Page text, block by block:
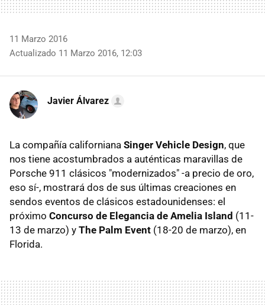
11 Marzo 2016
Actualizado 11 Marzo 2016, 12:03
Javier Álvarez
La compañía californiana Singer Vehicle Design, que
nos tiene acostumbrados a auténticas maravillas de
Porsche 911 clásicos "modernizados" -a precio de oro,
eso sí-, mostrará dos de sus últimas creaciones en
sendos eventos de clásicos estadounidenses: el
próximo Concurso de Elegancia de Amelia Island (11-
13 de marzo) y The Palm Event (18-20 de marzo), en
Florida.